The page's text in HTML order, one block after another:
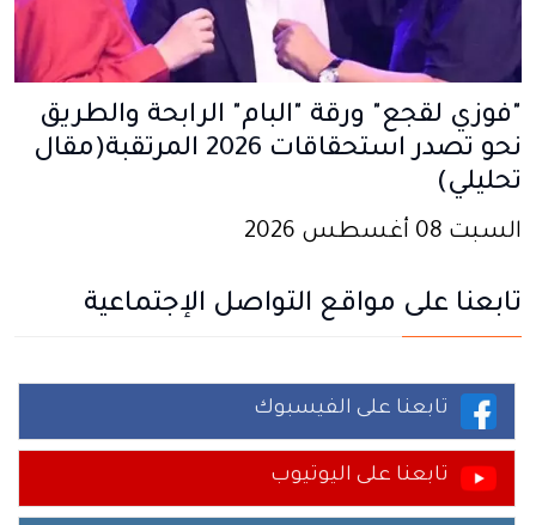
"فوزي لقجع" ورقة "البام" الرابحة والطريق
نحو تصدر استحقاقات 2026 المرتقبة(مقال
تحليلي)
السبت 08 أغسطس 2026
تابعنا على مواقع التواصل الإجتماعية
تابعنا على الفيسبوك
تابعنا على اليوتيوب